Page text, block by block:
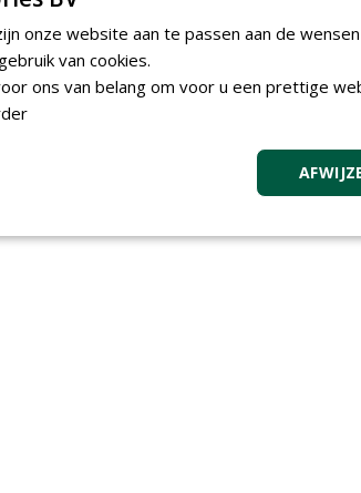
onze website aan te passen aan de
van cookies.
ons van belang om voor u een prettige